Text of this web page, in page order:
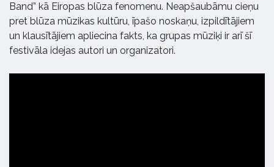
Band” kā Eiropas blūza fenomenu. Neapšaubāmu cieņu
pret blūza mūzikas kultūru, īpašo noskaņu, izpildītājiem
un klausītājiem apliecina fakts, ka grupas mūziķi ir arī šī
festivāla idejas autori un organizatori.